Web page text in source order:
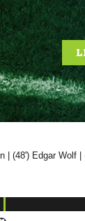
| (48') |